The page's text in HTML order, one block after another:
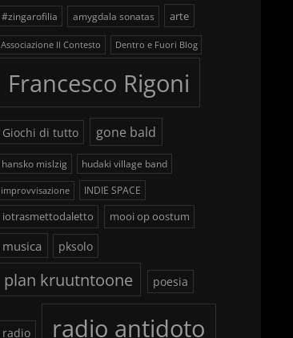
#zingarofilia amygdala sonatas arte
Associazione Il Contesto Dentro e Fuori Blog
Francesco Rigoni
Giochi di tutto gone bald
hansko mislzig hudaki village band
improvvisazione INDIE SPACE
iotrasmettodaletto mooi op oostum
musica pksolo
plan kruutntoone poesia
radio radio antidoto